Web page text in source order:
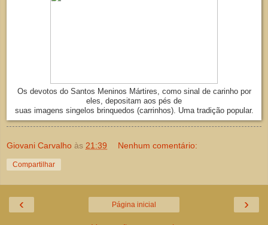
Os devotos do Santos Meninos Mártires, como sinal de carinho por
eles, depositam aos pés de
suas imagens singelos brinquedos (carrinhos). Uma tradição popular.
Giovani Carvalho às 21:39 Nenhum comentário:
Compartilhar
‹ ›
Página inicial